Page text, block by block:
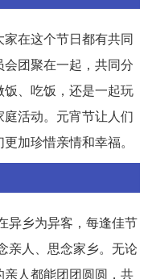
在这个节日都有共同
团聚在一起，共同分
、吃饭，还是一起玩
活动。元宵节让人们
加珍惜亲情和幸福。
异乡为异客，每逢佳节
亲人、思念家乡。无论
人都能团团圆圆，共